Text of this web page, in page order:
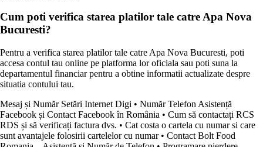
Cum poti verifica starea platilor tale catre Apa Nova
Bucuresti?
Pentru a verifica starea platilor tale catre Apa Nova Bucuresti, poti
accesa contul tau online pe platforma lor oficiala sau poti suna la
departamentul financiar pentru a obtine informatii actualizate despre
situatia contului tau.
Mesaj și Număr Setări Internet Digi • Număr Telefon Asistență
Facebook și Contact Facebook în România • Cum să contactați RCS
RDS și să verificați factura dvs. • Cat costa o cartela cu numar si care
sunt avantajele folosirii cartelelor cu numar• Contact Bolt Food